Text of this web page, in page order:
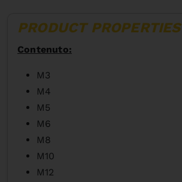
PRODUCT PROPERTIES
Contenuto:
M3
M4
M5
M6
M8
M10
M12